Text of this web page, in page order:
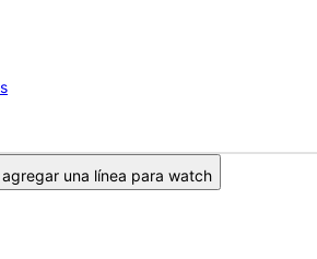
una línea para watch